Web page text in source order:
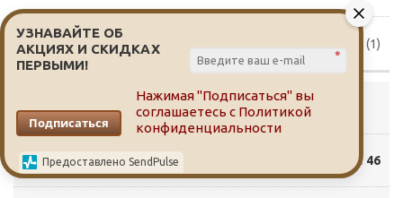
Доступно для заказа (1)
Выбрать аптеку
Фрунзе 46
УЗНАВАЙТЕ ОБ
АКЦИЯХ И СКИДКАХ
ПЕРВЫМИ!
*
Подписаться
Нажимая "Подписаться" вы
соглашаетесь с Политикой
конфиденциальности
Предоставлено SendPulse